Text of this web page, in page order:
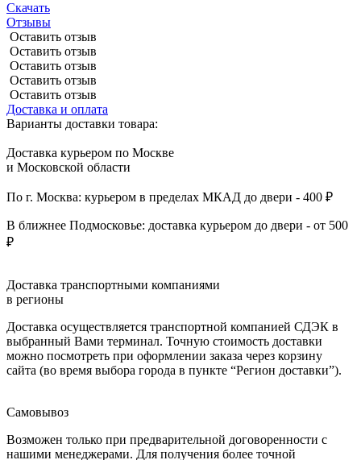
Скачать
Отзывы
Оставить отзыв
Оставить отзыв
Оставить отзыв
Оставить отзыв
Оставить отзыв
Доставка и оплата
Варианты доставки товара:
Доставка курьером по Москве
и Московской области
По г. Москва: курьером в пределах МКАД до двери - 400 ₽
В ближнее Подмосковье: доставка курьером до двери - от 500
₽
Доставка транспортными компаниями
в регионы
Доставка осуществляется транспортной компанией СДЭК в
выбранный Вами терминал. Точную стоимость доставки
можно посмотреть при оформлении заказа через корзину
сайта (во время выбора города в пункте “Регион доставки”).
Самовывоз
Возможен только при предварительной договоренности с
нашими менеджерами. Для получения более точной